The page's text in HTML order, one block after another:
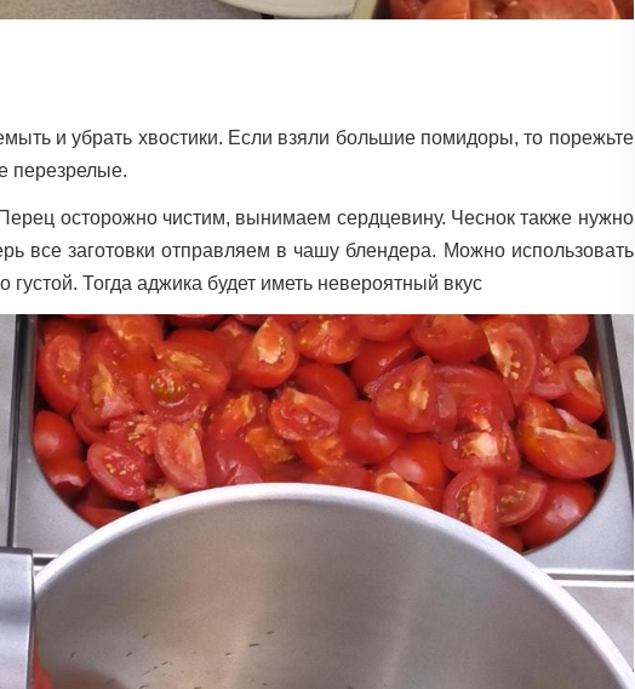
и убрать хвостики. Если взяли большие помидоры, то порежьте
перезрелые.
осторожно чистим, вынимаем сердцевину. Чеснок также нужно
все заготовки отправляем в чашу блендера. Можно использовать
Тогда аджика будет иметь невероятный вкус